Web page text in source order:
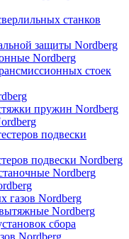
станков
защиты Nordberg
Nordberg
стоек
пружин Nordberg
подвески
подвески Nordberg
Nordberg
газов Nordberg
Nordberg
сбора
Nordberg